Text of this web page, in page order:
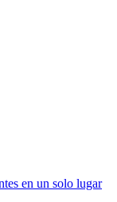
en un solo lugar